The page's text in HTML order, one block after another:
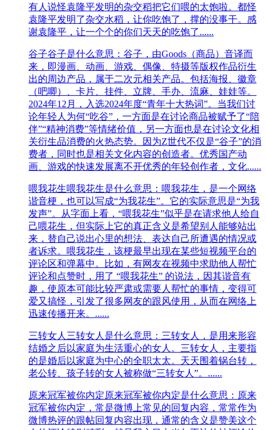
有人说怪袁隆平发明的杂交稻把它们喂的太饱啦。都怪
袁隆平发明了杂交水稻，让你吃饱了，撑的没事干。感
谢袁隆平，让一个个的你们天天的吃饱了......
谷子谷子是什么意思：谷子，由Goods（商品）音译而
来，即漫画、动画、游戏、偶像、特摄等版权作品衍生
出的周边产品，属于二次元相关产品。包括海报、徽章
（吧唧）、卡片、挂件、立牌、手办、流麻、娃娃等。​
2024年12月，入选2024年度“青年十大热词”。当我们讨
论年轻人为何“吃谷”，一方面是在讨论商品被赋予了“陪
伴”“精神消费”等情绪价值，另一方面也是在讨论文化相
关衍生品消费的火热态势。因为Z世代不仅是“谷子”的消
费者，同时也是相关文化内容的创造者。优秀国产动
画、游戏的快速发展离不开优秀的年轻创作者，文化......
喂我花生喂我花生是什么意思：喂我花生，是一个网络
谐音梗，也可以写成“为我花生”。它的实际意思是“为我
发声”。从字面上看，“喂我花生”似乎是在请求他人给自
己喂花生，但实际上它的真正含义是希望别人能够站出
来，替自己说出心里的想法、表达自己所遭遇的情况或
者诉求。‌喂我花生，该梗最早出现在某些短视频平台的
评论区和弹幕中。比如，有网友在视频中求助他人帮忙
评论和点赞时，用了 “喂我花生” 的说法，因其谐音有
趣，使原本可能比较严肃或需要人帮忙的事情，变得可
爱又搞怪，引发了很多网友的跟风使用，从而在网络上
迅速传播开来。......
三转女人 三转女人是什么意思：三转女人，是用来形容
结婚之后以家庭为生活重心的女人。三转女人，主要指
的是婚后以家庭为中心的全职太太。天天围着锅台转，
老公转、孩子转的女人被称做“三转女人”。......
原来冠军被你内定原来冠军被你内定是什么意思：原来
冠军被你内定，常是微博上常见的回复内容，常常作为
微博热评的跟帖回复内容出现，通常的含义是赞美这个